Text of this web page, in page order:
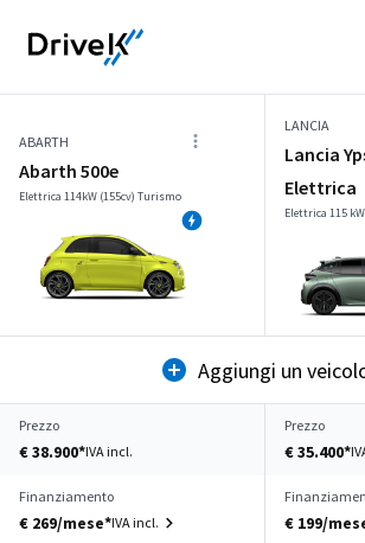
ABARTH
Abarth 500e
Elettrica 114kW (155cv) Turismo
LANCIA
Lancia
Elettrica
Elettrica 115
Aggiungi un
Prezzo
€ 38.900*IVA incl.
Prezzo
€ 35.400*
Finanziamento
€ 269/mese*IVA incl. € 199/